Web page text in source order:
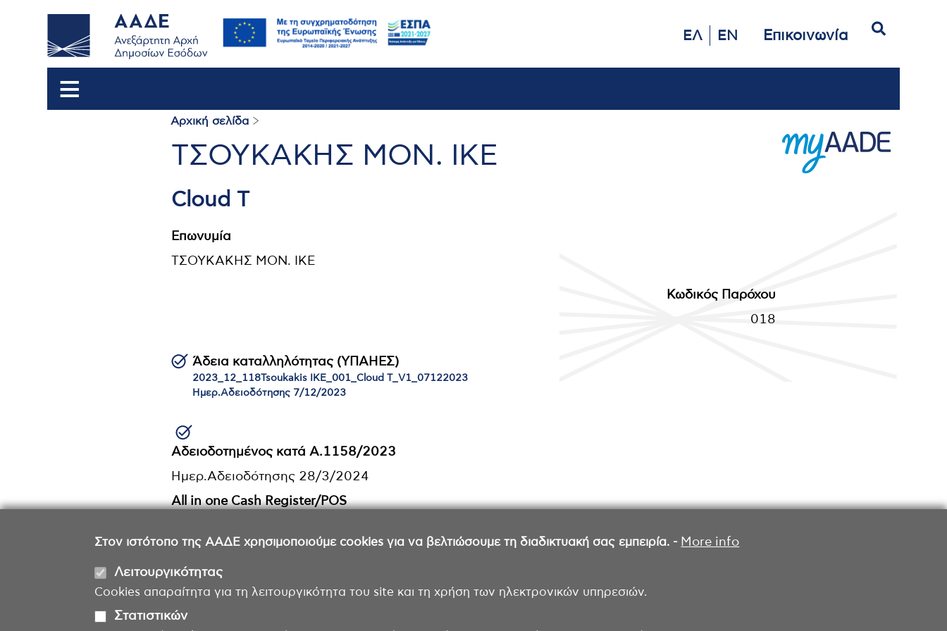
Στον ιστότοπο της ΑΑΔΕ χρησιμοποιούμε cookies για να βελτιώσουμε τη διαδικτυακή σας εμπειρία. - More info
Λειτουργικότητας
Cookies απαραίτητα για τη λειτουργικότητα του site και τη χρήση των ηλεκτρονικών υπηρεσιών.
Στατιστικών
ΕΛ EN Επικοινωνία
Breadcrumb
Αρχική σελίδα
ΤΣΟΥΚΑΚΗΣ ΜΟΝ. ΙΚΕ
Cloud T
Επωνυμία
ΤΣΟΥΚΑΚΗΣ ΜΟΝ. ΙΚΕ
Κωδικός Παρόχου
018
Άδεια καταλληλότητας (ΥΠΑΗΕΣ)
2023_12_118Tsoukakis IKE_001_Cloud T_V1_07122023
Ημερ.Αδειοδότησης 7/12/2023
Αδειοδοτημένος κατά Α.1158/2023
Ημερ.Αδειοδότησης 28/3/2024
All in one Cash Register/POS